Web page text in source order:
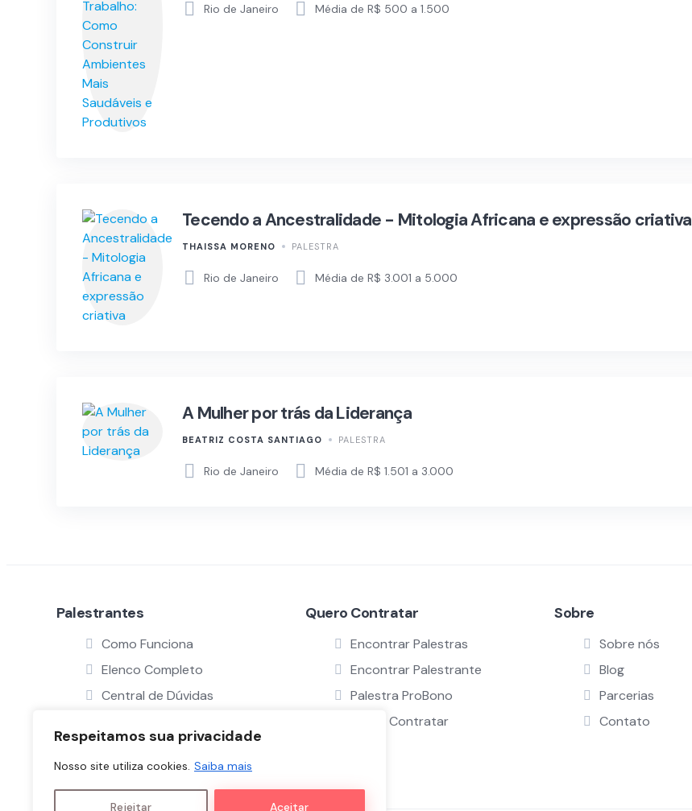
Respeitamos sua privacidade
Nosso site utiliza cookies. Saiba mais
Rejeitar Aceitar
Rio de Janeiro Média de R$ 500 a 1.500
Tecendo a Ancestralidade - Mitologia Africana e expressão criativa
THAISSA MORENO PALESTRA
Rio de Janeiro Média de R$ 3.001 a 5.000
A Mulher por trás da Liderança
BEATRIZ COSTA SANTIAGO PALESTRA
Rio de Janeiro Média de R$ 1.501 a 3.000
Palestrantes
Como Funciona
Elenco Completo
Central de Dúvidas
Verificar Perfil
Quero Contratar
Encontrar Palestras
Encontrar Palestrante
Palestra ProBono
Como Contratar
Sobre
Sobre nós
Blog
Parcerias
Contato